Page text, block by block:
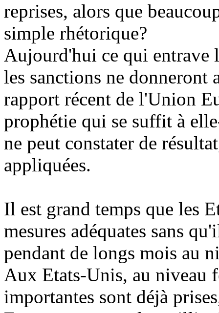
reprises, alors que
simple rhétorique?
Aujourd'hui ce qui entrave
les sanctions ne donneront
rapport récent de l'Union
prophétie qui se suffit à
ne peut constater de
appliquées.
Il est grand temps que les
mesures adéquates sans
pendant de longs mois au
Aux Etats-Unis, au niveau
importantes sont déjà